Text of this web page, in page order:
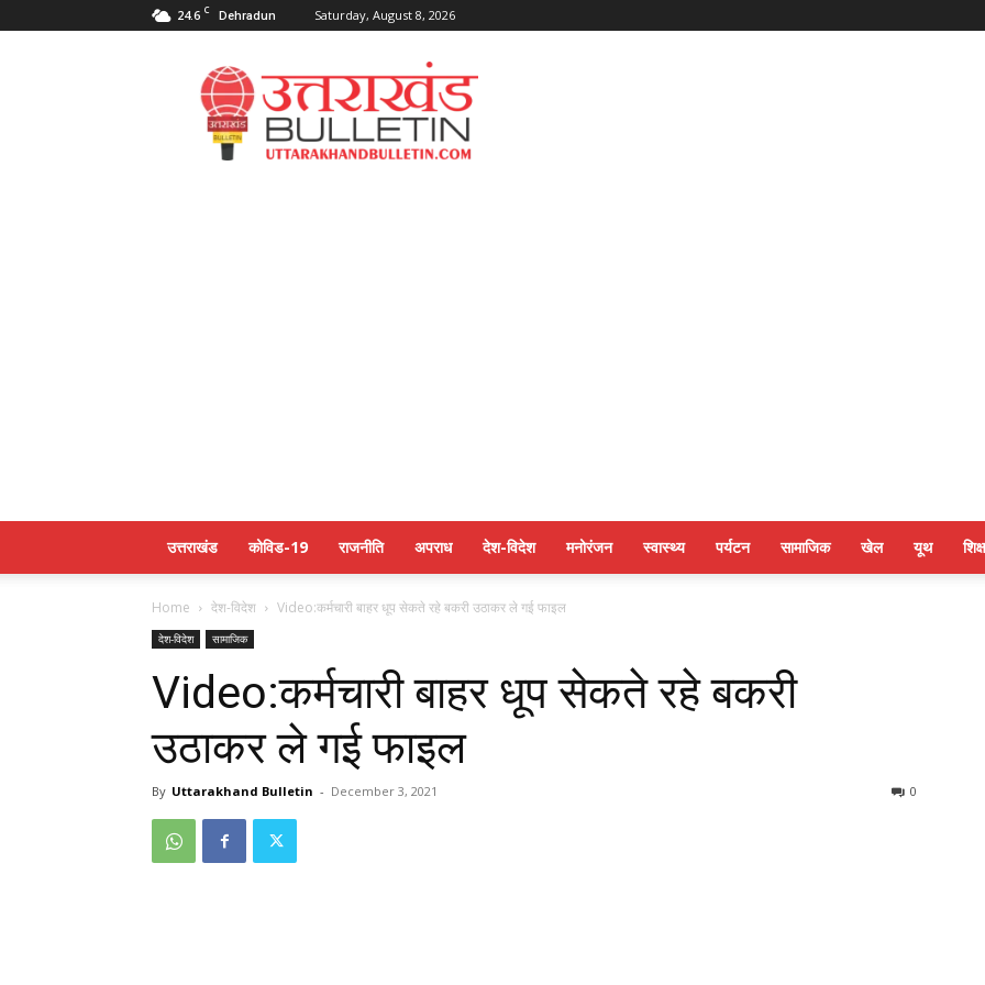
24.6 C Dehradun Saturday, August 8, 2026
Uttarakahnd
Bulletin
उत्तराखंड कोविड-19 राजनीति अपराध देश-विदेश मनोरंजन स्वास्थ्य पर्यटन सामाजिक खेल यूथ
Home देश-विदेश Video:कर्मचारी बाहर धूप सेकते रहे बकरी उठाकर ले गई फाइल
देश-विदेश सामाजिक
Video:कर्मचारी बाहर धूप सेकते रहे बकरी
उठाकर ले गई फाइल
By Uttarakhand Bulletin - December 3, 2021 0